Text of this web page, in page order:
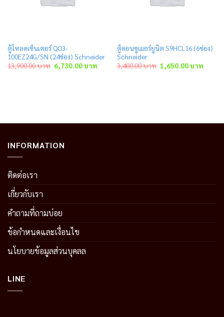
ตู้โหลดเซ็นเตอร์ QO3-
100EZ24G/SN (24ช่อง) Schneider
13,900.00บาท Original
price
6,730.00บาทCurrent
price
ตู้คอนซูเมอร์ยูนิต S9HCL16 (6ช่อง)
Schneider
3,400.00บาท Original
price
1,650.00บาท
price
INFORMATION
ติดต่อเรา
เกี่ยวกับเรา
คำถามที่ถามบ่อย
ข้อกำหนดและเงื่อนไข
นโยบายข้อมูลส่วนบุคลล
LINE